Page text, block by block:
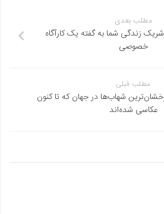
مطلب بعدی
زندگی شما به گفته یک کارآگاه
خصوصی
مطلب قبلی
درخشان‌ترین شهاب‌ها در جهان که تا کنون
عکاسی شده‌اند